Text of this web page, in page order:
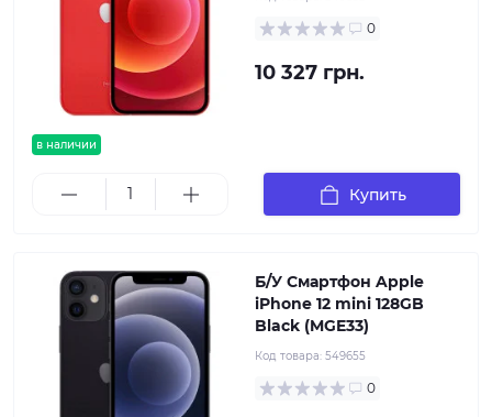
в наличии
0
10 327 грн.
Купить
Б/У Смартфон Apple
iPhone 12 mini 128GB
Black (MGE33)
Код товара: 549655
0